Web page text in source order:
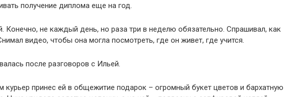
получение диплома еще на год.
Конечно, не каждый день, но раза три в неделю обязательно. Спрашивал, как
видео, чтобы она могла посмотреть, где он живет, где учится.
после разговоров с Ильей.
принес ей в общежитие подарок – огромный букет цветов и бархатную